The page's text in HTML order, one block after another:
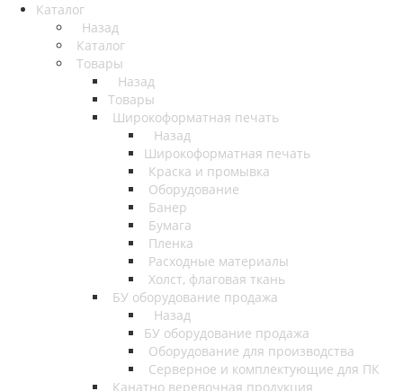
Каталог
Назад
Каталог
Товары
Назад
Товары
Широкоформатная печать
Назад
Широкоформатная печать
Краска и промывка
Оборудование
Банер
Бумага
Пленка
Расходные материалы
Холст, флаговая ткань
БУ оборудование продажа
Назад
БУ оборудование продажа
Оборудование для производства
Серверное и комплектующие для ПК
Канатно веревочная продукция